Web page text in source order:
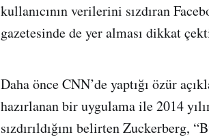
kullanıcının verilerini sızdıran
gazetesinde de yer alması dikkat
Daha önce CNN’de yaptığı özür
hazırlanan bir uygulama ile 2014
sızdırıldığını belirten Zuckerberg,